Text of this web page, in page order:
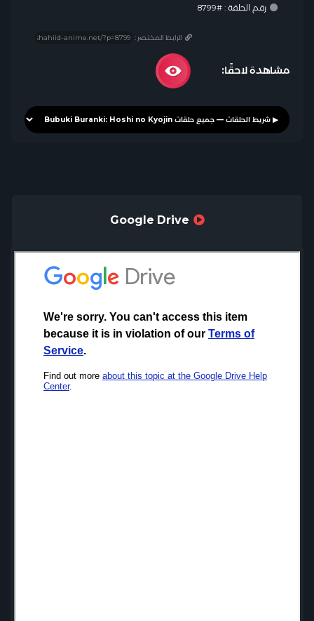
رقم الحلقة : #8799
الرابط المختصر :
مشاهدة لاحقًا: